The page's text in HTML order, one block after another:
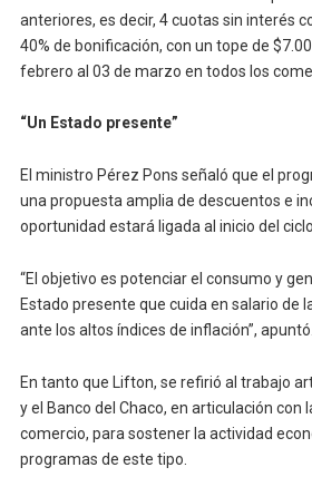
anteriores, es decir, 4 cuotas sin interés
40% de bonificación, con un tope de
febrero al 03 de marzo en todos los
“Un Estado presente”
El ministro Pérez Pons señaló que el
una propuesta amplia de descuentos e
oportunidad estará ligada al inicio del
“El objetivo es potenciar el consumo y
Estado presente que cuida en salario de
ante los altos índices de inflación”, apuntó.
En tanto que Lifton, se refirió al trabajo
y el Banco del Chaco, en articulación con
comercio, para sostener la actividad
programas de este tipo.